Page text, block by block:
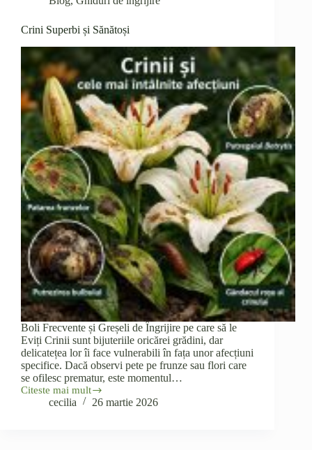
tratezi
rapid
Crini Superbi și Sănătoși
Boli Frecvente și Greșeli de Îngrijire pe care să le
Eviți Crinii sunt bijuteriile oricărei grădini, dar
delicatețea lor îi face vulnerabili în fața unor afecțiuni
specifice. Dacă observi pete pe frunze sau flori care
se ofilesc prematur, este momentul…
Citeste mai mult
Crini
Superbicecilia 26 martie 2026